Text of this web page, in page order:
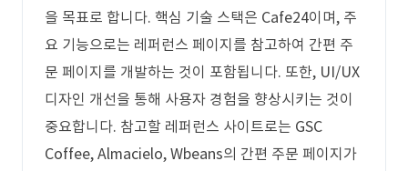
을 목표로 합니다. 핵심 기술 스택은 Cafe24이며, 주
요 기능으로는 레퍼런스 페이지를 참고하여 간편 주
문 페이지를 개발하는 것이 포함됩니다. 또한, UI/UX
디자인 개선을 통해 사용자 경험을 향상시키는 것이
중요합니다. 참고할 레퍼런스 사이트로는 GSC
Coffee, Almacielo, Wbeans의 간편 주문 페이지가